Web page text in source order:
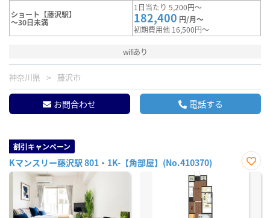
ショート【藤沢駅】
～30日未満
1日当たり 5,200円～
182,400 円/月～
初期費用他 16,500円～
wifiあり
神奈川県 藤沢市
お問合わせ 電話する
割引キャンペーン
Kマンスリー藤沢駅 801・1K-【角部屋】(No.410370)
お気